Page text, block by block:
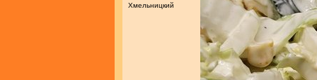
Хмельницкий